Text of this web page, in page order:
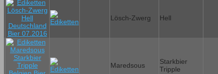
Lösch-Zwerg Hell
Maredsous
Starkbier
Tripple